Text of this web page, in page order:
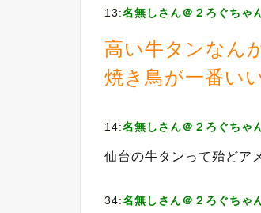
13:名無しさん＠２ろぐちゃ
高い牛タンなん
焼き鳥が一番い
14:名無しさん＠２ろぐちゃ
仙台の牛タンって殆どア
34:名無しさん＠２ろぐちゃ